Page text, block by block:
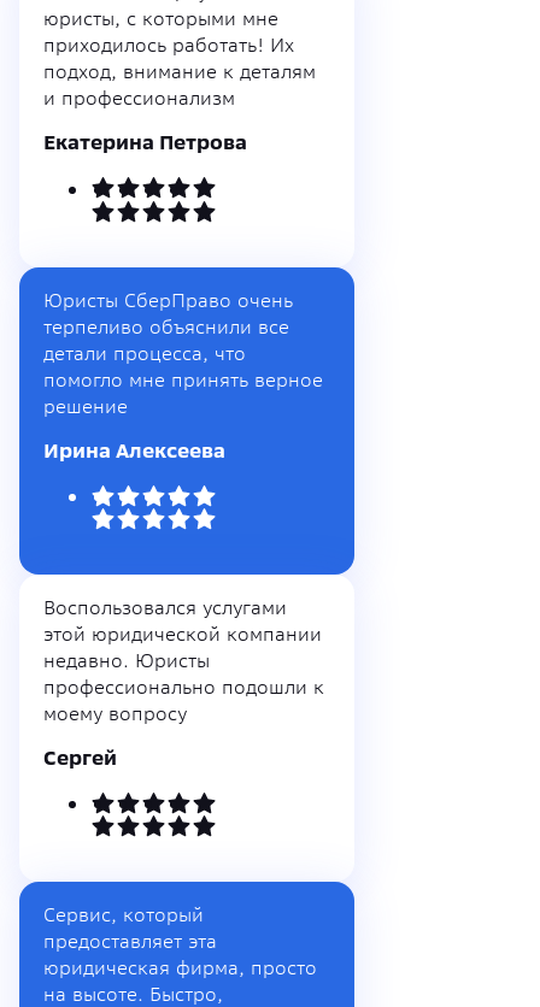
юристы, с которыми мне
приходилось работать! Их
подход, внимание к деталям
и профессионализм
Екатерина Петрова
Юристы СберПраво очень
терпеливо объяснили все
детали процесса, что
помогло мне принять верное
решение
Ирина Алексеева
Воспользовался услугами
этой юридической компании
недавно. Юристы
профессионально подошли к
моему вопросу
Сергей
Сервис, который
предоставляет эта
юридическая фирма, просто
на высоте. Быстро,